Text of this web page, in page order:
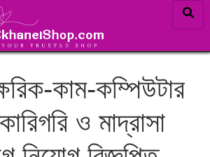
কাম-কম্পিউটার
ও মাদ্রাসা